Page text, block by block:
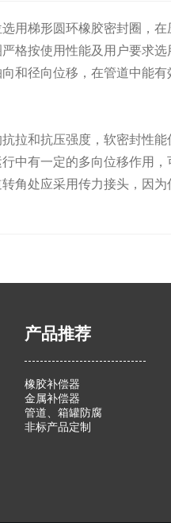
用梯形圆环橡胶密封圈，
格按使用性能及用户要求
和径向位移，在管道中能
和抗压强度，软密封性能
中有一定的多向位移作用
角处应采用传力接头，因
产品推荐
橡胶补偿器
金属补偿器
管道、箱罐防腐
非标产品定制